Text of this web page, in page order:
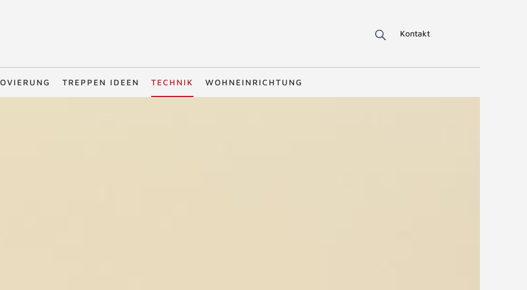
Kontakt
TREPPEN IDEEN TECHNIK WOHNEINRICHTUNG